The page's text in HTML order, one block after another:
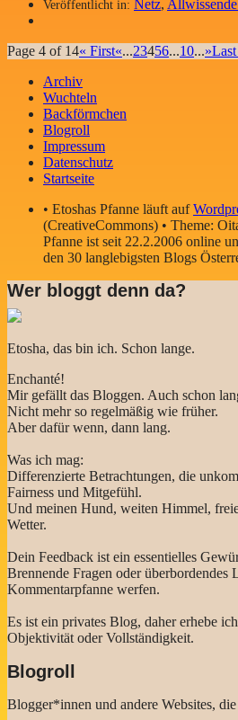
Veröffentlicht in: Netz,
Page 4 of 14« First«...23456...10...»
Archiv
Wuchteln
Backförmchen
Blogroll
Impressum
Datenschutz
Startseite
• Etoshas Pfanne läuft auf
(CreativeCommons) • Theme:
Pfanne ist seit 22.2.2006 online
den 30 langlebigsten Blogs
Wer bloggt denn da?
Etosha, das bin ich. Schon lange.
Enchanté!
Mir gefällt das Bloggen. Auch schon
Nicht mehr so regelmäßig wie früher.
Aber dafür wenn, dann lang.
Was ich mag:
Differenzierte Betrachtungen, die
Fairness und Mitgefühl.
Und meinen Hund, weiten Himmel,
Wetter.
Dein Feedback ist ein essentielles
Brennende Fragen oder überbordendes
Kommentarpfanne werfen.
Es ist ein privates Blog, daher erhebe
Objektivität oder Vollständigkeit.
Blogroll
Blogger*innen und andere Websites,